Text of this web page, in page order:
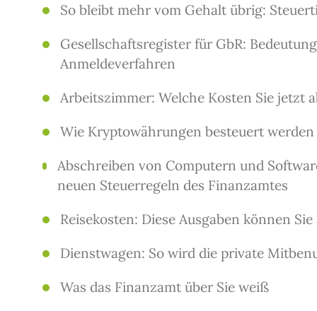
So bleibt mehr vom Gehalt übrig:
Gesellschaftsregister für GbR:
Anmeldeverfahren
Arbeitszimmer: Welche Kosten Sie jetzt
Wie Kryptowährungen besteuert werden
Abschreiben von Computern und
neuen Steuerregeln des Finanzamtes
Reisekosten: Diese Ausgaben können
Dienstwagen: So wird die private
Was das Finanzamt über Sie weiß